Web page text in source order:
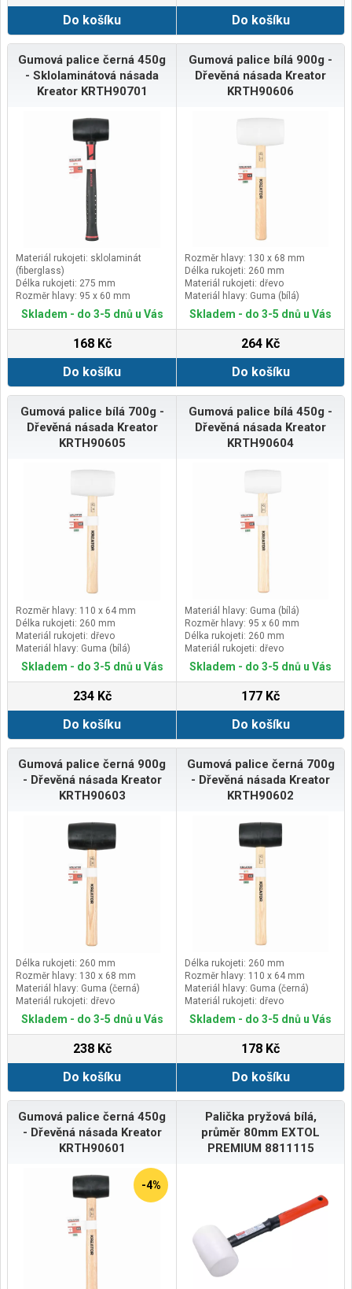
Do košíku
Do košíku
Gumová palice černá 450g
- Sklolaminátová násada
Kreator KRTH90701
Materiál rukojeti: sklolaminát
(fiberglass)
Délka rukojeti: 275 mm
Rozměr hlavy: 95 x 60 mm
Materiál hlavy: Guma (černá)
Skladem - do 3-5 dnů u Vás
168 Kč
Do košíku
Gumová palice bílá 900g -
Dřevěná násada Kreator
KRTH90606
Rozměr hlavy: 130 x 68 mm
Délka rukojeti: 260 mm
Materiál rukojeti: dřevo
Materiál hlavy: Guma (bílá)
Skladem - do 3-5 dnů u Vás
264 Kč
Do košíku
Gumová palice bílá 700g -
Dřevěná násada Kreator
KRTH90605
Rozměr hlavy: 110 x 64 mm
Délka rukojeti: 260 mm
Materiál rukojeti: dřevo
Materiál hlavy: Guma (bílá)
Skladem - do 3-5 dnů u Vás
234 Kč
Do košíku
Gumová palice bílá 450g -
Dřevěná násada Kreator
KRTH90604
Materiál hlavy: Guma (bílá)
Rozměr hlavy: 95 x 60 mm
Délka rukojeti: 260 mm
Materiál rukojeti: dřevo
Skladem - do 3-5 dnů u Vás
177 Kč
Do košíku
Gumová palice černá 900g
- Dřevěná násada Kreator
KRTH90603
Délka rukojeti: 260 mm
Rozměr hlavy: 130 x 68 mm
Materiál hlavy: Guma (černá)
Materiál rukojeti: dřevo
Skladem - do 3-5 dnů u Vás
238 Kč
Do košíku
Gumová palice černá 700g
- Dřevěná násada Kreator
KRTH90602
Délka rukojeti: 260 mm
Rozměr hlavy: 110 x 64 mm
Materiál hlavy: Guma (černá)
Materiál rukojeti: dřevo
Skladem - do 3-5 dnů u Vás
178 Kč
Do košíku
Gumová palice černá 450g
- Dřevěná násada Kreator
KRTH90601
-4%
Palička pryžová bílá,
průměr 80mm EXTOL
PREMIUM 8811115